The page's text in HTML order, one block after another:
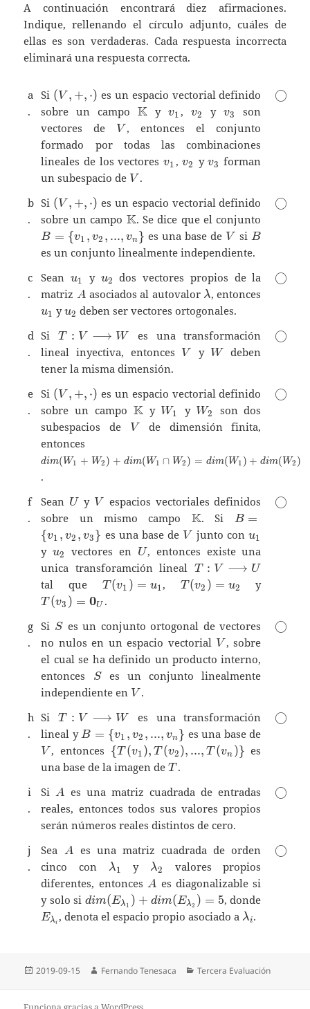
A continuación encontrará diez afirmaciones.
Indique, rellenando el círculo adjunto, cuáles de
ellas es son verdaderas. Cada respuesta incorrecta
eliminará una respuesta correcta.
a
.
Si (V,+,\cdot)
( V , +, ⋅) es un espacio vectorial definido
sobre un campo\mathbb{K}
K y v_1
v1 , v_2
v2 y v_3
v3
son
vectores de V
V , entonces el conjunto
formado por todas las combinaciones
lineales de los vectores v_1
v1 ,v_2
v2 yv_3
v3 forman
un subespacio de V
V .
◯
b
.
Si (V,+,\cdot)
( V , +, ⋅) es un espacio vectorial definido
sobre un campo \mathbb{K}
K. Se dice que el conjunto
B = {v1 , v2 , ..., vn} es una base de V
V si B
B
es un conjunto linealmente independiente.
◯
c
.
Seanu_1
u1 y u_2
u2
dos vectores propios de la
matriz A
A asociados al autovalor \lambda
λ, entonces
u_1
u1 yu_2
u2 deben ser vectores ortogonales.
◯
d
.
SiT:V\longrightarrow
W
T : V ⟶ W
es una transformación
lineal inyectiva, entonces V
V y W
W
deben
tener la misma dimensión.
◯
e
.
Si (V,+,\cdot)
( V , +, ⋅) es un espacio vectorial definido
sobre un campo \mathbb{K}
Ky W_1
W1 y W_2
W2
son dos
subespacios de V
V
de dimensión finita,
entonces
W_2)=dim(W_1)+dim(W_2)}
dim(W1 + W2 ) + dim( W1 ∩ W2 ) = dim( W1 ) + dim(W2 )
.
◯
f
.
Sean U
U y V
V
espacios vectoriales definidos
sobre un mismo campo \mathbb{K}
K. Si
B=\{
v_1,v_2,v_3
B =
{v1 , v2 , v3 } es una base de V
V junto conu_1
u1
yu_2
u2 vectores en U
U, entonces existe una
unica transforamción lineal T:V\longrightarrow
U
T : V ⟶ U
tal que T(v_1)=u_1
T (v1 ) = u1 , T(v_2)=u_2
T (v2 ) = u2 y
T (v3 ) = 0U .
◯
g
.
Si S
S es un conjunto ortogonal de vectores
no nulos en un espacio vectorial V
V , sobre
el cual se ha definido un producto interno,
entonces S
Ses un conjunto linealmente
independiente en V
V .
◯
h
.
SiT:V\longrightarrow
W
T : V ⟶ W
es una transformación
lineal yB=\{
v_1,v_2,...,v_n
\}
B = {v1 , v2 , ..., vn} es una base de
V
V , entonces \{
T(v_1),T(v_2),...,T(v_n)
{T (v1 ), T (v2 ), ..., T (vn )} es
una base de la imagen deT
T .
◯
i
.
SiA
A es una matriz cuadrada de entradas
reales, entonces todos sus valores propios
serán números reales distintos de cero.
◯
j
.
Sea A
A es una matriz cuadrada de orden
cinco con
\lambda_1
λ1 y \lambda_2
λ2
valores propios
diferentes, entonces A
A es diagonalizable si
y solo si dim(Eλ 1 ) + dim(Eλ2 ) = 5, donde
E_{\lambda_i}
Eλi , denota el espacio propio asociado a \lambda_i
λi.
◯
Publicado
2019-09-15 Autor
Fernando Tenesaca Categorías
Tercera Evaluación